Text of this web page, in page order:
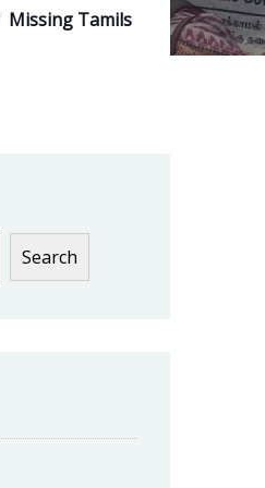
Missing Tamils
Search